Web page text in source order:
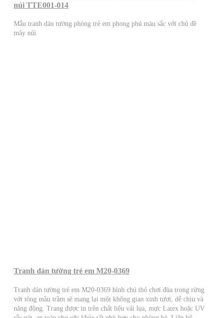
núi TTE001-014
Mẫu tranh dán tường phòng trẻ em phong phú màu sắc với chủ đề
mây núi
Tranh dán tường trẻ em M20-0369
Tranh dán tường trẻ em M20-0369 hình chú thỏ chơi đùa trong rừng
với tông mầu trầm sẽ mang lại một không gian xinh tươi, dễ chịu và
năng động. Trang được in trên chất liệu vải lụa, mực Latex hoặc UV